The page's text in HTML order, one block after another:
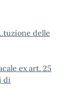
delle
ex art. 25
di